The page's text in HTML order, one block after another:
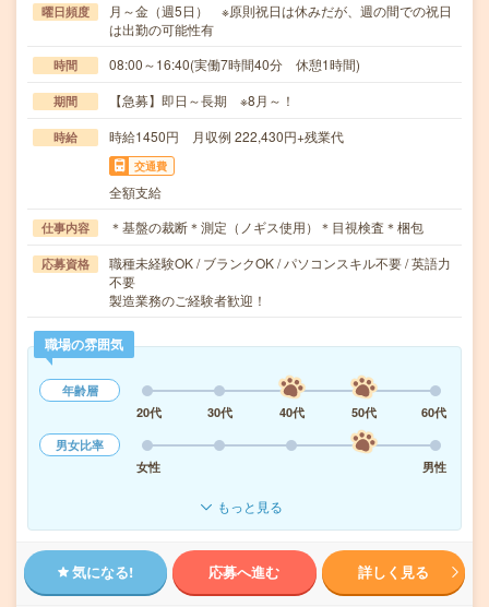
曜日頻度
月～金（週5日） ※原則祝日は休みだが、週の間での祝日
は出勤の可能性有
時間 08:00～16:40(実働7時間40分 休憩1時間)
期間 【急募】即日～長期 ※8月～！
時給 時給1450円 月収例 222,430円+残業代
交通費
全額支給
仕事内容 ＊基盤の裁断＊測定（ノギス使用）＊目視検査＊梱包
応募資格
職種未経験OK / ブランクOK / パソコンスキル不要 / 英語力
不要
製造業務のご経験者歓迎！
職場の雰囲気
年齢層
20代
30代 40代 50代
60代
男女比率
女性
男性
もっと見る
気になる! 応募へ進む 詳しく見る